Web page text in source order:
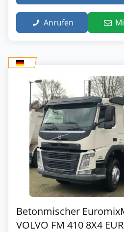
Anrufen
Betonmischer
VOLVO FM 410 8X4